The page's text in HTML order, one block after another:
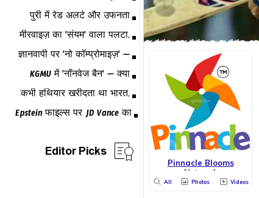
Editor Picks
Pinnacle Blooms
Network
All Photos Videos